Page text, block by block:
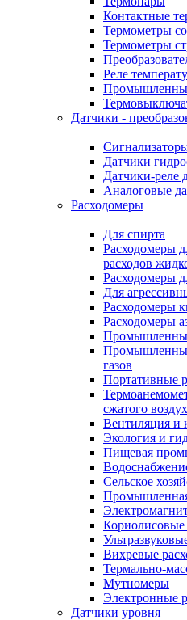
Контактные
Термометры
Термометры
Реле
Датчики -
Датчики
Датчики-реле
Аналоговые
Расходомеры
Для спирта
Расходомеры
расходов
Расходомеры
Для
Расходомеры
Расходомеры
газов
Портативные
сжатого
Вентиляция и
Экология и
Пищевая
Сельское
Кориолисовые
Вихревые
Термально-
Мутномеры
Электронные
Датчики уровня